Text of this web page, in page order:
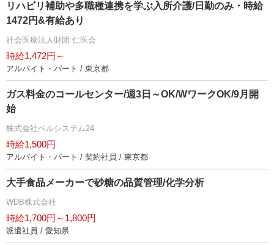
リハビリ補助や多職種連携を学ぶ入所介護/日勤のみ・時給
1472円&有給あり
社会医療法人財団 仁医会
時給1,472円～
アルバイト・パート / 東京都
ガス料金のコールセンター/週3日～OK/WワークOK/9月開
始
株式会社ベルシステム24
時給1,500円
アルバイト・パート / 契約社員 / 東京都
大手食品メーカーで砂糖の品質管理/化学分析
WDB株式会社
時給1,700円～1,800円
派遣社員 / 愛知県